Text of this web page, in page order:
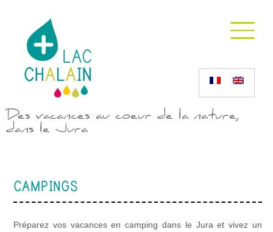
Des vacances au coeur de la nature,
dans le Jura
CAMPINGS
Préparez vos vacances en camping dans le Jura et vivez un